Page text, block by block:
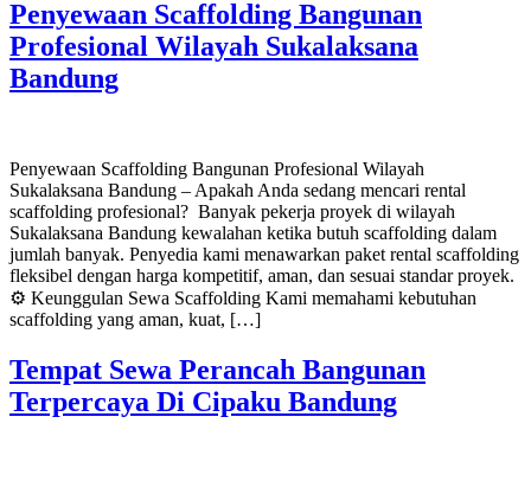
Penyewaan Scaffolding Bangunan
Profesional Wilayah Sukalaksana
Bandung
Penyewaan Scaffolding Bangunan Profesional Wilayah
Sukalaksana Bandung – Apakah Anda sedang mencari rental
scaffolding profesional? Banyak pekerja proyek di wilayah
Sukalaksana Bandung kewalahan ketika butuh scaffolding dalam
jumlah banyak. Penyedia kami menawarkan paket rental scaffolding
fleksibel dengan harga kompetitif, aman, dan sesuai standar proyek.
⚙️ Keunggulan Sewa Scaffolding Kami memahami kebutuhan
scaffolding yang aman, kuat, […]
Tempat Sewa Perancah Bangunan
Terpercaya Di Cipaku Bandung